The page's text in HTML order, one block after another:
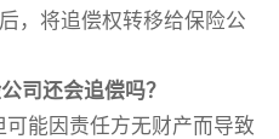
，将追偿权转移给保险公
司还会追偿吗？
能因责任方无财产而导致